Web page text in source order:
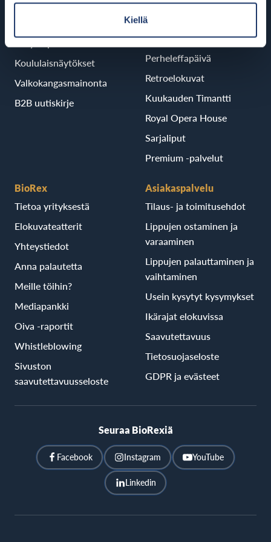
Kiellä
Yritysleffaliput
Koululaisnäytökset
Valkokangasmainonta
B2B uutiskirje
MovieClub -pisteiden
lunastus jälkikäteen
Senioribio
Perheleffapäivä
Retroelokuvat
Kuukauden Timantti
Royal Opera House
Sarjaliput
Premium -palvelut
BioRex
Tietoa yrityksestä
Elokuvateatterit
Yhteystiedot
Anna palautetta
Meille töihin?
Mediapankki
Oiva -raportit
Whistleblowing
Sivuston
saavutettavuusseloste
Asiakaspalvelu
Tilaus- ja toimitusehdot
Lippujen ostaminen ja
varaaminen
Lippujen palauttaminen ja
vaihtaminen
Usein kysytyt kysymykset
Ikärajat elokuvissa
Saavutettavuus
Tietosuojaseloste
GDPR ja evästeet
Seuraa BioRexiä
Facebook Instagram YouTube
Linkedin